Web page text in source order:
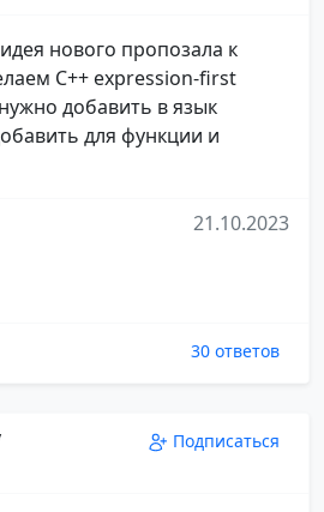
нового пропозала к
С++ expression-first
добавить в язык
для функции и
21.10.2023
30 ответов
Подписаться